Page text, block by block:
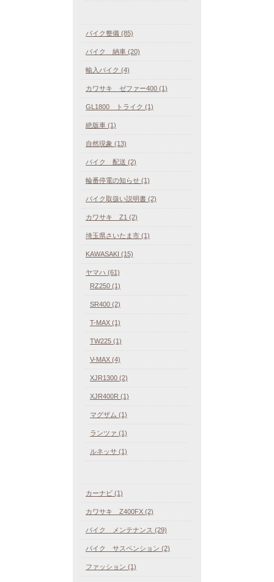
バイク整備 (85)
バイク 納車 (20)
輸入バイク (4)
カワサキ ゼファー400 (1)
GL1800 トライク (1)
絶版車 (1)
自然現象 (13)
バイク 配送 (2)
輪番停電の知らせ (1)
バイク取扱い説明書 (2)
カワサキ Z1 (2)
埼玉県さいたま市 (1)
KAWASAKI (15)
ヤマハ (61)
RZ250 (1)
SR400 (2)
T-MAX (1)
TW225 (1)
V-MAX (4)
XJR1300 (2)
XJR400R (1)
マグザム (1)
ランツァ (1)
ルネッサ (1)
カーナビ (1)
カワサキ Z400FX (2)
バイク メンテナンス (29)
バイク サスペンション (2)
ファッション (1)